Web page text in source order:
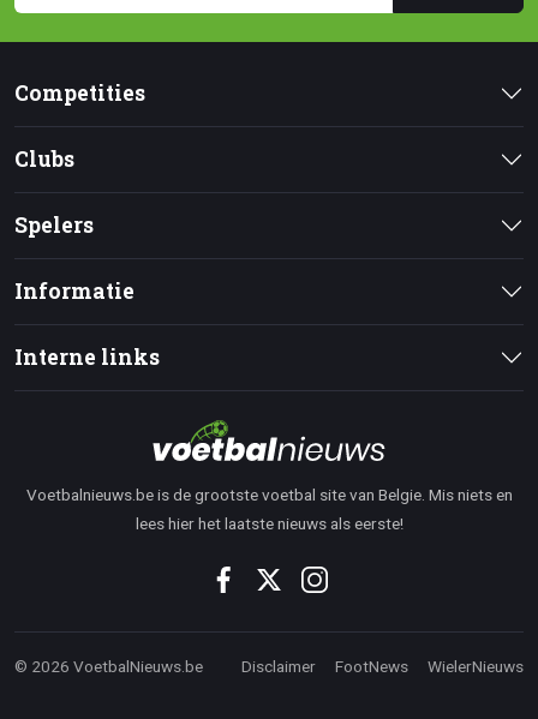
Competities
Clubs
Spelers
Informatie
Interne links
Voetbalnieuws.be is de grootste voetbal site van Belgie. Mis niets en
lees hier het laatste nieuws als eerste!
© 2026 VoetbalNieuws.be Disclaimer FootNews WielerNieuws